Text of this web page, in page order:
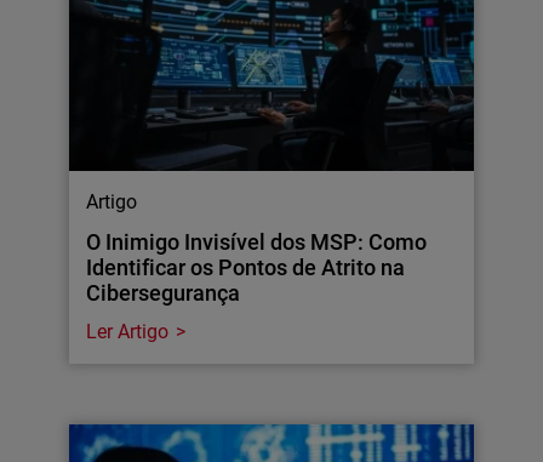
Artigo
O Inimigo Invisível dos MSP: Como
Identificar os Pontos de Atrito na
Cibersegurança
Ler Artigo